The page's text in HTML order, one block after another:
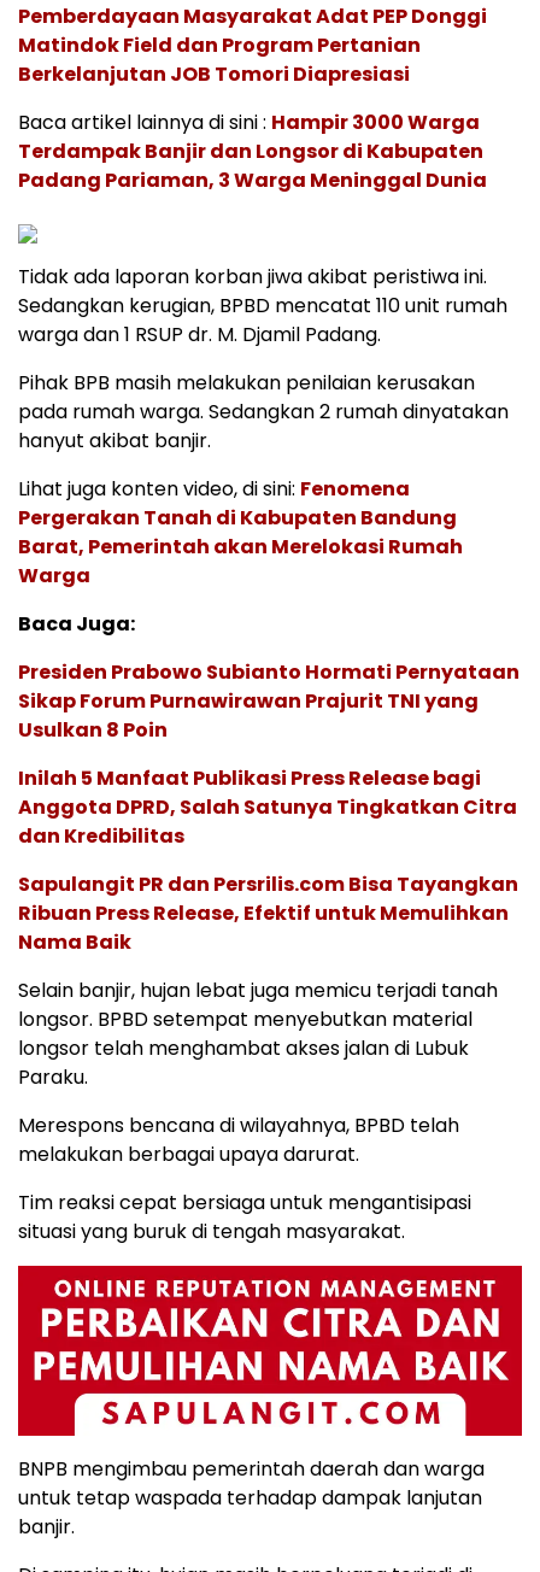
Pemberdayaan Masyarakat Adat PEP Donggi
Matindok Field dan Program Pertanian
Berkelanjutan JOB Tomori Diapresiasi
Baca artikel lainnya di sini : Hampir 3000 Warga
Terdampak Banjir dan Longsor di Kabupaten
Padang Pariaman, 3 Warga Meninggal Dunia
Tidak ada laporan korban jiwa akibat peristiwa ini.
Sedangkan kerugian, BPBD mencatat 110 unit rumah
warga dan 1 RSUP dr. M. Djamil Padang.
Pihak BPB masih melakukan penilaian kerusakan
pada rumah warga. Sedangkan 2 rumah dinyatakan
hanyut akibat banjir.
Lihat juga konten video, di sini: Fenomena
Pergerakan Tanah di Kabupaten Bandung
Barat, Pemerintah akan Merelokasi Rumah
Warga
Baca Juga:
Presiden Prabowo Subianto Hormati Pernyataan
Sikap Forum Purnawirawan Prajurit TNI yang
Usulkan 8 Poin
Inilah 5 Manfaat Publikasi Press Release bagi
Anggota DPRD, Salah Satunya Tingkatkan Citra
dan Kredibilitas
Sapulangit PR dan Persrilis.com Bisa Tayangkan
Ribuan Press Release, Efektif untuk Memulihkan
Nama Baik
Selain banjir, hujan lebat juga memicu terjadi tanah
longsor. BPBD setempat menyebutkan material
longsor telah menghambat akses jalan di Lubuk
Paraku.
Merespons bencana di wilayahnya, BPBD telah
melakukan berbagai upaya darurat.
Tim reaksi cepat bersiaga untuk mengantisipasi
situasi yang buruk di tengah masyarakat.
BNPB mengimbau pemerintah daerah dan warga
untuk tetap waspada terhadap dampak lanjutan
banjir.